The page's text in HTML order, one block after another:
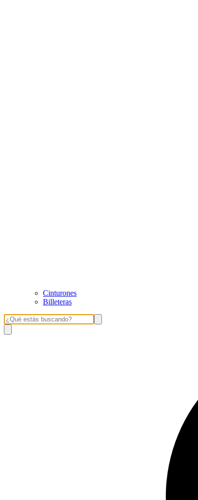
Cinturones
Billeteras